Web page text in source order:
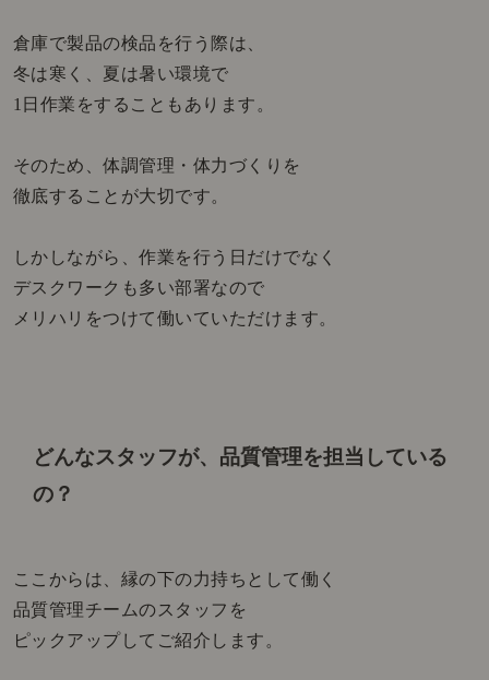
倉庫で製品の検品を行う際は、
冬は寒く、夏は暑い環境で
1日作業をすることもあります。
そのため、体調管理・体力づくりを
徹底することが大切です。
しかしながら、作業を行う日だけでなく
デスクワークも多い部署なので
メリハリをつけて働いていただけます。
どんなスタッフが、品質管理を担当している
の？
ここからは、縁の下の力持ちとして働く
品質管理チームのスタッフを
ピックアップしてご紹介します。